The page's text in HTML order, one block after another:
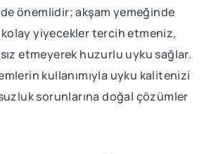
önemlidir; akşam yemeğinde
yiyecekler tercih etmeniz,
etmeyerek huzurlu uyku sağlar.
kullanımıyla uyku kalitenizi
sorunlarına doğal çözümler